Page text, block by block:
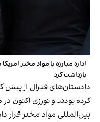
بازداشت کرد
دادستان‌های فدرال از
کرده بودند و نورزی اکنون
بین‌المللی مواد مخدر قرار